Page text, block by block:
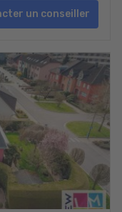
un conseiller